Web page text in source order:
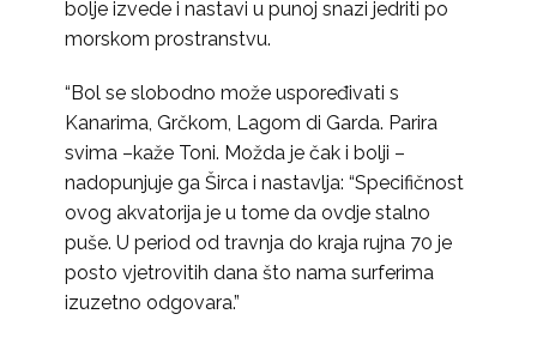
bolje izvede i nastavi u punoj snazi jedriti po
morskom prostranstvu.
“Bol se slobodno može uspoređivati s
Kanarima, Grčkom, Lagom di Garda. Parira
svima –kaže Toni. Možda je čak i bolji –
nadopunjuje ga Širca i nastavlja: “Specifičnost
ovog akvatorija je u tome da ovdje stalno
puše. U period od travnja do kraja rujna 70 je
posto vjetrovitih dana što nama surferima
izuzetno odgovara.”